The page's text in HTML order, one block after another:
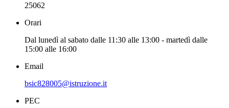
25062
Orari
Dal lunedì al sabato dalle 11:30 alle 13:00 - martedì dalle
15:00 alle 16:00
Email
bsic828005@istruzione.it
PEC